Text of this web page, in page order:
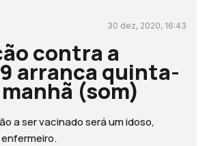
30 dez, 2020, 16:43
contra a
arranca quinta-
(som)
a ser vacinado será um idoso,